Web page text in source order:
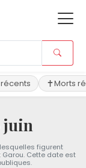
Morts
juin
figurent
Cette date est